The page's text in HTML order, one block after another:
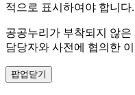
적으로 표시하여야 합니다.
공공누리가 부착되지 않
담당자와 사전에 협의한
팝업닫기